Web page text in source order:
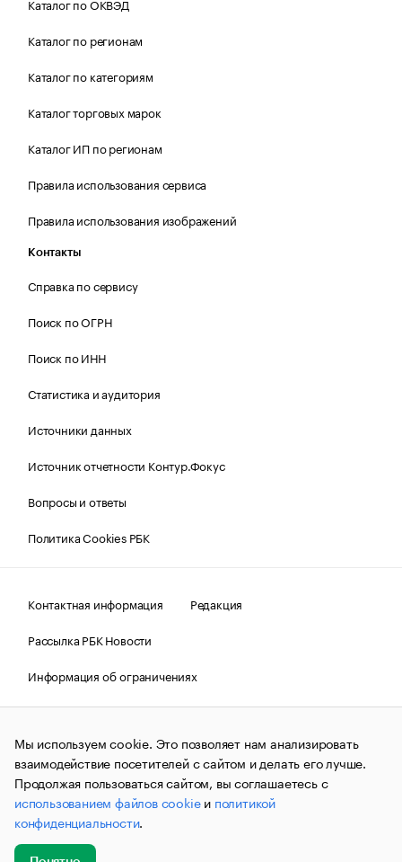
Каталог по ОКВЭД
Каталог по регионам
Каталог по категориям
Каталог торговых марок
Каталог ИП по регионам
Правила использования сервиса
Правила использования изображений
Контакты
Справка по сервису
Поиск по ОГРН
Поиск по ИНН
Статистика и аудитория
Источники данных
Источник отчетности Контур.Фокус
Вопросы и ответы
Политика Cookies РБК
Контактная информация
Редакция
Рассылка РБК Новости
Информация об ограничениях
Правовая информация
О соблюдении авторских прав
© АО «РОСБИЗНЕСКОНСАЛТИНГ»,1995–2026.Сообщения
и материалы информационного агентства «РБК»
(зарегистрировано Федеральной службой по надзору в сфере
связи, информационных технологий и массовых
коммуникаций (Роскомнадзор) 09.12.2015 за номером ИА
№ФС77-63848) сопровождаются пометкой «РБК». Отдельные
публикации могут содержать информацию,
не предназначенную для пользователей
Мы используем cookie. Это позволяет нам анализировать
взаимодействие посетителей с сайтом и делать его лучше.
Продолжая пользоваться сайтом, вы соглашаетесь с
использованием файлов cookieи политикой
конфиденциальности.